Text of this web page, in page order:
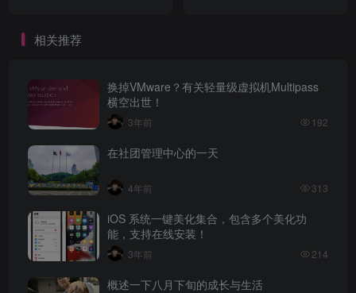
相关推荐
换掉VMware？有关轻量级虚拟机Multipass
横空出世！
3年前 192
在社团管理中心的一天
4年前 313
iOS 系统一键美化集合，包含多个美化功
能，支持在线安装！
3年前 214
概述一下八月下旬的成长与生活